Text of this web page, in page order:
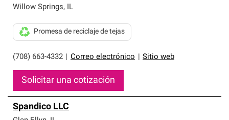
Willow Springs, IL
(708) 663-4332 Correo electrónico Sitio web
Promesa de reciclaje de tejas
Solicitar una cotización
Spandico LLC